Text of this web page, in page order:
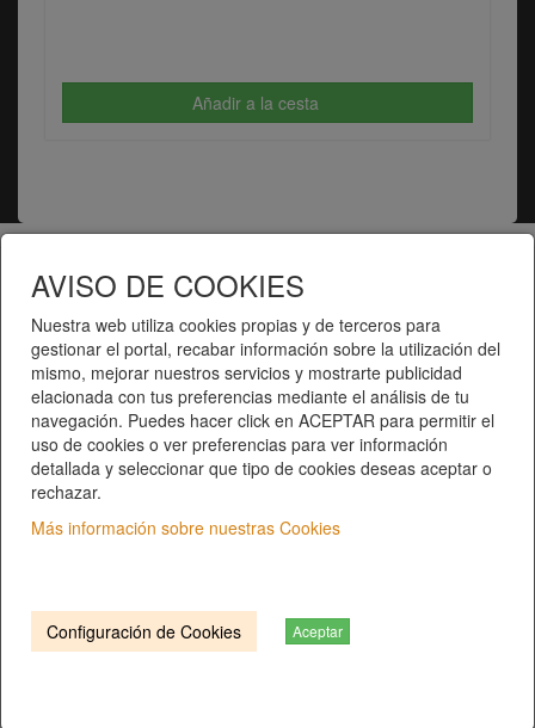
AVISO DE COOKIES
Nuestra web utiliza cookies propias y de terceros para
gestionar el portal, recabar información sobre la utilización del
mismo, mejorar nuestros servicios y mostrarte publicidad
elacionada con tus preferencias mediante el análisis de tu
navegación. Puedes hacer click en ACEPTAR para permitir el
uso de cookies o ver preferencias para ver información
detallada y seleccionar que tipo de cookies deseas aceptar o
rechazar.
Más información sobre nuestras Cookies
Configuración de Cookies Aceptar
Añadir a la cesta
Telematel eCommerce v14.3.31 © 2026
Telematel S.L.
Inici | Catàleg de productes
Qui som?|Contacte |Privacitat|
C/ COSTABONA, 40 | 17006 Girona. Girona
T. 972 401 552 |
info@gersal.com